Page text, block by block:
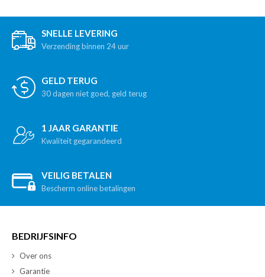
SNELLE LEVERING
Verzending binnen 24 uur
GELD TERUG
30 dagen niet goed, geld terug
1 JAAR GARANTIE
Kwaliteit gegarandeerd
VEILIG BETALEN
Bescherm online betalingen
BEDRIJFSINFO
Over ons
Garantie